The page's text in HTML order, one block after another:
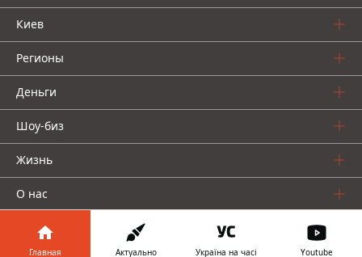
Киев
Регионы
Деньги
Шоу-биз
Жизнь
О нас
Главная Актуально Україна на часі Youtube